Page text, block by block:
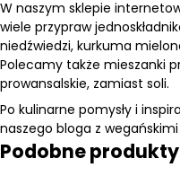
W naszym sklepie
wiele przypraw
niedźwiedzi, kurkuma
Polecamy także mieszanki
prowansalskie, zamiast soli.
Po kulinarne pomysły i
naszego bloga z
Podobne produkty